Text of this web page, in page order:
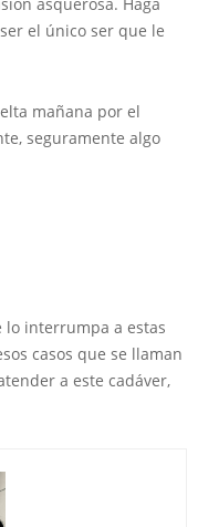
el único ser que le
mañana por el
seguramente algo
lo interrumpa a estas
casos que se llaman
a este cadáver,